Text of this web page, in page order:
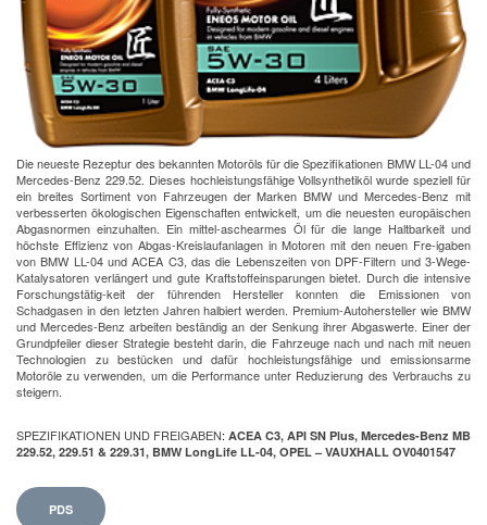
Die neueste Rezeptur des bekannten Motoröls für die Spezifikationen BMW LL-04 und
Mercedes-Benz 229.52. Dieses hochleistungsfähige Vollsynthetiköl wurde speziell für
ein breites Sortiment von Fahrzeugen der Marken BMW und Mercedes-Benz mit
verbesserten ökologischen Eigenschaften entwickelt, um die neuesten europäischen
Abgasnormen einzuhalten. Ein mittel-aschearmes Öl für die lange Haltbarkeit und
höchste Effizienz von Abgas-Kreislaufanlagen in Motoren mit den neuen Fre-igaben
von BMW LL-04 und ACEA C3, das die Lebenszeiten von DPF-Filtern und 3-Wege-
Katalysatoren verlängert und gute Kraftstoffeinsparungen bietet. Durch die intensive
Forschungstätig-keit der führenden Hersteller konnten die Emissionen von
Schadgasen in den letzten Jahren halbiert werden. Premium-Autohersteller wie BMW
und Mercedes-Benz arbeiten beständig an der Senkung ihrer Abgaswerte. Einer der
Grundpfeiler dieser Strategie besteht darin, die Fahrzeuge nach und nach mit neuen
Technologien zu bestücken und dafür hochleistungsfähige und emissionsarme
Motoröle zu verwenden, um die Performance unter Reduzierung des Verbrauchs zu
steigern.
SPEZIFIKATIONEN UND FREIGABEN: ACEA C3, API SN Plus, Mercedes-Benz MB
229.52, 229.51 & 229.31, BMW LongLife LL-04, OPEL – VAUXHALL OV0401547
PDS